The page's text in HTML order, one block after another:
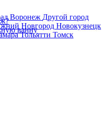
Воронеж Другой город
Новгород Новокузнецк
Тольятти Томск
ванну